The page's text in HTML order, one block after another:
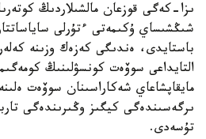
ىزا-كەگى قوزعان مالشىلاردىڭ
شىڭشىساي ۇكىمەتى ءتۇرلى
باستايدى، ەندىگى كەزەك وزىنە
التايداعى سوۆەت كونسۋلىنىڭ
مايقاپشاعاي شەكاراسىنان سوۆەت
ىرگەسىندەگى كيگىز وڭىرىندەگى
تۇسەدى.